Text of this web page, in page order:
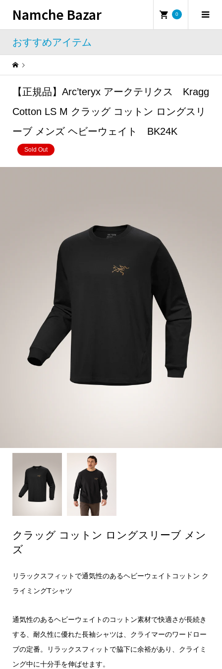
Namche Bazar 0
おすすめアイテム
Warning : Undefined property: WP_Error::$name in
【正規品】Arc’teryx アークテリクス Kragg
Cotton LS M クラッグ コットン ロングスリ
ーブ メンズ ヘビーウェイト BK24K
Sold Out
クラッグ コットン ロングスリーブ メン
ズ
リラックスフィットで通気性のあるヘビーウェイトコットン ク
ライミングTシャツ
通気性のあるヘビーウェイトのコットン素材で快適さが長続き
する、耐久性に優れた長袖シャツは、クライマーのワードロー
ブの定番。リラックスフィットで脇下に余裕があり、クライミ
ング中に十分手を伸ばせます。